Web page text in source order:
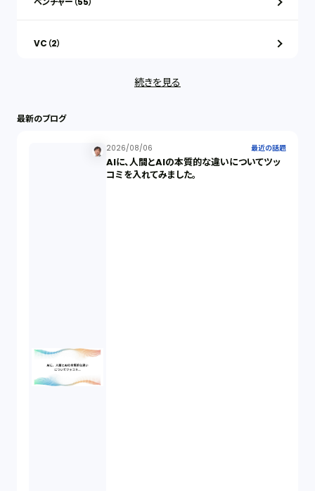
VC（2）
最近の話題（122）
契約（2）
続きを見る
最新のブログ
2026/08/06 最近の話題
AIに、人間とAIの本質的な違いについてツッ
コミを入れてみました。